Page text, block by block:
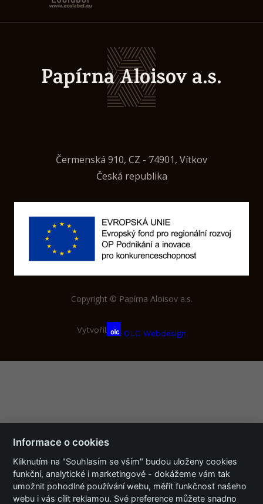
Papírna Aloisov a.s.
Čermenská 910, CZ - 74901, Vítkov
Česká republika
Copyright © Papírna Aloisov a.s.
Vytvořil OLC Webdesign
Informace o cookies
Kliknutím na "Souhlasím se vším" budou uloženy cookies
funkční, analytické i marketingové - dokážeme vám tak
umožnit pohodlné používání webu, měřit funkčnost našeho
webu i vás cílit reklamou. Své preference můžete snadno